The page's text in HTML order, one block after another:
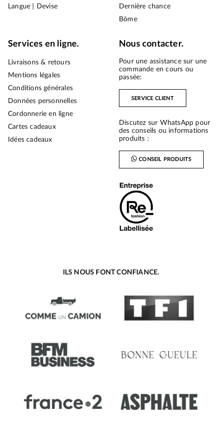
Langue | Devise
Dernière chance
Bōme
Services en ligne.
Livraisons & retours
Mentions légales
Conditions générales
Données personnelles
Cordonnerie en ligne
Cartes cadeaux
Idées cadeaux
Nous contacter.
Pour une assistance sur une
commande en cours ou
passée:
SERVICE CLIENT
Discutez sur WhatsApp pour
des conseils ou informations
produits :
CONSEIL PRODUITS
ILS NOUS FONT CONFIANCE.